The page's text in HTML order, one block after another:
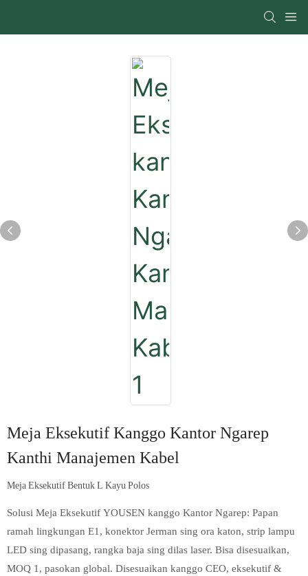
Meja Eksekutif Kanggo Kantor Ngarep
Kanthi Manajemen Kabel
Meja Eksekutif Bentuk L Kayu Polos
Solusi Meja Eksekutif YOUSEN kanggo Kantor Ngarep: Papan
ramah lingkungan E1, konektor Jerman sing ora katon, strip lampu
LED sing dipasang, rangka baja sing dilas laser. Bisa disesuaikan,
MOQ 1, pasokan global. Disesuaikan kanggo CEO, eksekutif &